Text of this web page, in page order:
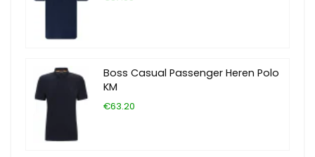
Boss Casual Passenger Heren Polo
KM
€63.20